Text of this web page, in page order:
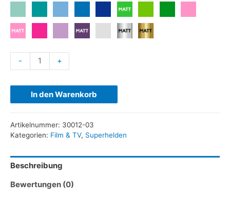
- +
In den Warenkorb
Artikelnummer: 30012-03
Kategorien: Film & TV, Superhelden
Beschreibung
Bewertungen (0)